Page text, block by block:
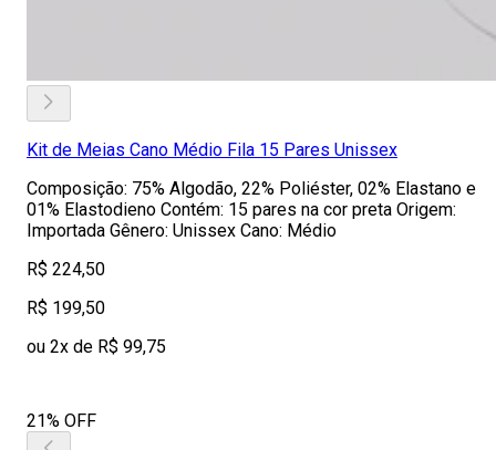
Kit de Meias Cano Médio Fila 15 Pares Unissex
Composição: 75% Algodão, 22% Poliéster, 02% Elastano e
01% Elastodieno Contém: 15 pares na cor preta Origem:
Importada Gênero: Unissex Cano: Médio
R$ 224,50
R$ 199,50
ou 2x de R$ 99,75
21% OFF